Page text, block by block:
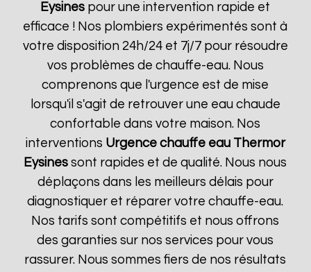
Eysines pour une intervention rapide et
efficace ! Nos plombiers expérimentés sont à
votre disposition 24h/24 et 7j/7 pour résoudre
vos problèmes de chauffe-eau. Nous
comprenons que l'urgence est de mise
lorsqu'il s'agit de retrouver une eau chaude
confortable dans votre maison. Nos
interventions Urgence chauffe eau Thermor
Eysines sont rapides et de qualité. Nous nous
déplaçons dans les meilleurs délais pour
diagnostiquer et réparer votre chauffe-eau.
Nos tarifs sont compétitifs et nous offrons
des garanties sur nos services pour vous
rassurer. Nous sommes fiers de nos résultats